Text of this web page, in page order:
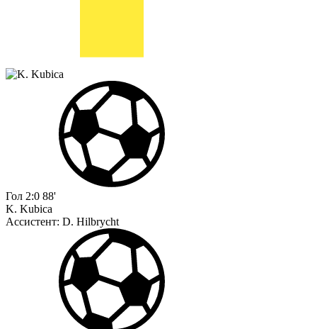
Гол 2:0 88'
K. Kubica
Ассистент: D. Hilbrycht